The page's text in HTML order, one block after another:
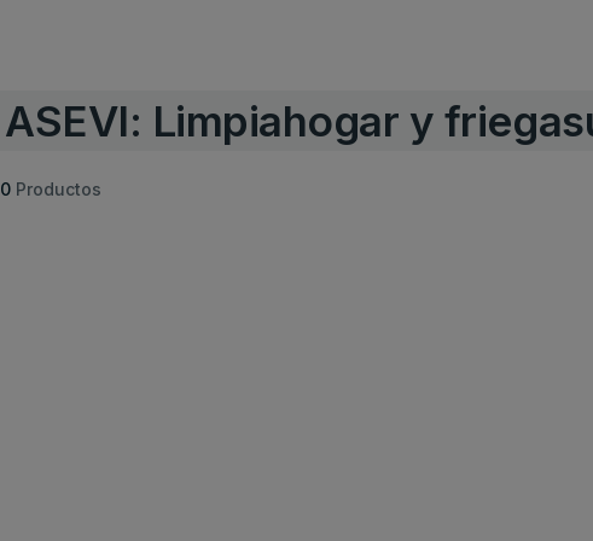
ASEVI: Limpiahogar y
0 Productos